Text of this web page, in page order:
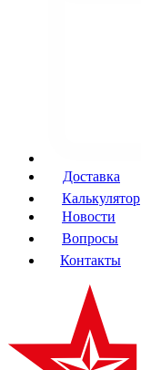
Доставка
Калькулятор
Новости
Вопросы
Контакты